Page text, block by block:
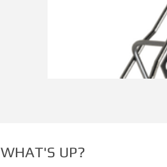
WHAT'S UP?